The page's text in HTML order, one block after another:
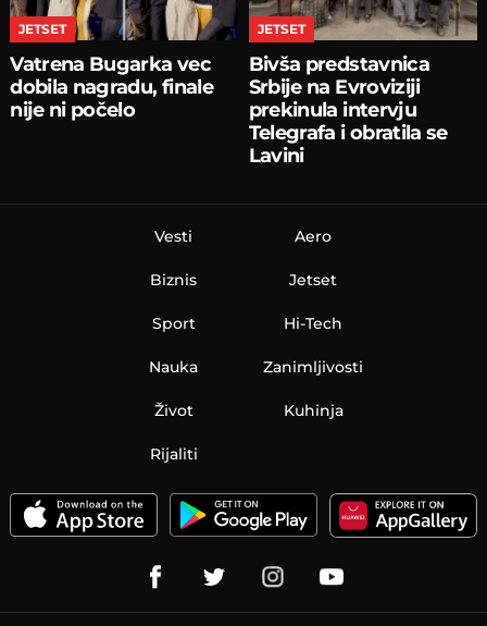
JETSET
Vatrena Bugarka vec
dobila nagradu, finale
nije ni počelo
JETSET
Bivša predstavnica
Srbije na Evroviziji
prekinula intervju
Telegrafa i obratila se
Lavini
Vesti
Biznis
Sport
Nauka
Aero
Jetset
Hi-Tech
Zanimljivosti
Život Kuhinja
Rijaliti